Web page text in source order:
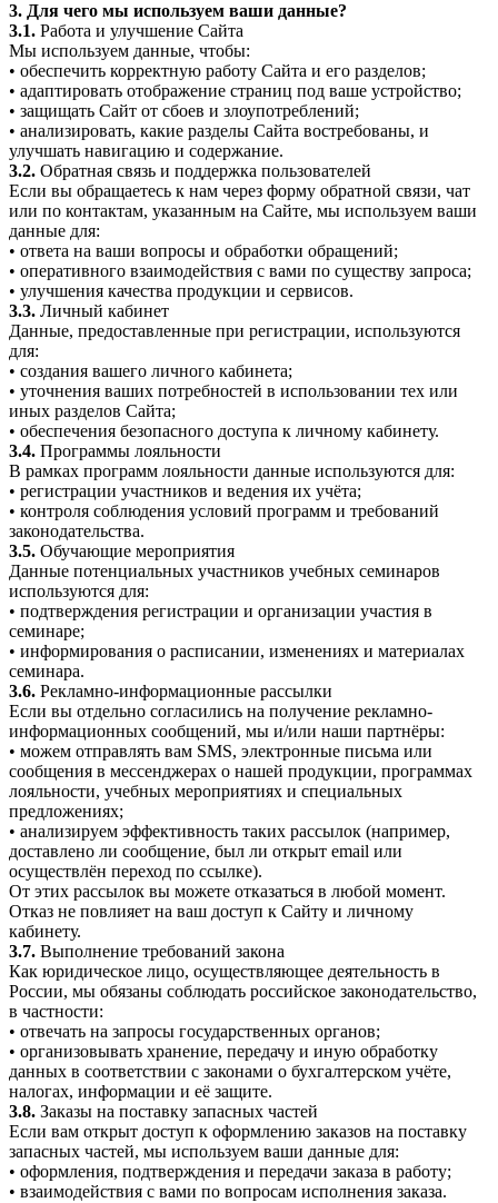
3. Для чего мы используем ваши данные?
3.1. Работа и улучшение Сайта
Мы используем данные, чтобы:
• обеспечить корректную работу Сайта и его разделов;
• адаптировать отображение страниц под ваше устройство;
• защищать Сайт от сбоев и злоупотреблений;
• анализировать, какие разделы Сайта востребованы, и
улучшать навигацию и содержание.
3.2. Обратная связь и поддержка пользователей
Если вы обращаетесь к нам через форму обратной связи, чат
или по контактам, указанным на Сайте, мы используем ваши
данные для:
• ответа на ваши вопросы и обработки обращений;
• оперативного взаимодействия с вами по существу запроса;
• улучшения качества продукции и сервисов.
3.3. Личный кабинет
Данные, предоставленные при регистрации, используются
для:
• создания вашего личного кабинета;
• уточнения ваших потребностей в использовании тех или
иных разделов Сайта;
• обеспечения безопасного доступа к личному кабинету.
3.4. Программы лояльности
В рамках программ лояльности данные используются для:
• регистрации участников и ведения их учёта;
• контроля соблюдения условий программ и требований
законодательства.
3.5. Обучающие мероприятия
Данные потенциальных участников учебных семинаров
используются для:
• подтверждения регистрации и организации участия в
семинаре;
• информирования о расписании, изменениях и материалах
семинара.
3.6. Рекламно-информационные рассылки
Если вы отдельно согласились на получение рекламно-
информационных сообщений, мы и/или наши партнёры:
• можем отправлять вам SMS, электронные письма или
сообщения в мессенджерах о нашей продукции, программах
лояльности, учебных мероприятиях и специальных
предложениях;
• анализируем эффективность таких рассылок (например,
доставлено ли сообщение, был ли открыт email или
осуществлён переход по ссылке).
От этих рассылок вы можете отказаться в любой момент.
Отказ не повлияет на ваш доступ к Сайту и личному
кабинету.
3.7. Выполнение требований закона
Как юридическое лицо, осуществляющее деятельность в
России, мы обязаны соблюдать российское законодательство,
в частности:
• отвечать на запросы государственных органов;
• организовывать хранение, передачу и иную обработку
данных в соответствии с законами о бухгалтерском учёте,
налогах, информации и её защите.
3.8. Заказы на поставку запасных частей
Если вам открыт доступ к оформлению заказов на поставку
запасных частей, мы используем ваши данные для:
• оформления, подтверждения и передачи заказа в работу;
• взаимодействия с вами по вопросам исполнения заказа.